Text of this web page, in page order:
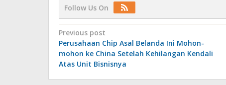
Follow Us On
Post
navigation
Previous post
Perusahaan Chip Asal Belanda Ini Mohon-
mohon ke China Setelah Kehilangan Kendali
Atas Unit Bisnisnya